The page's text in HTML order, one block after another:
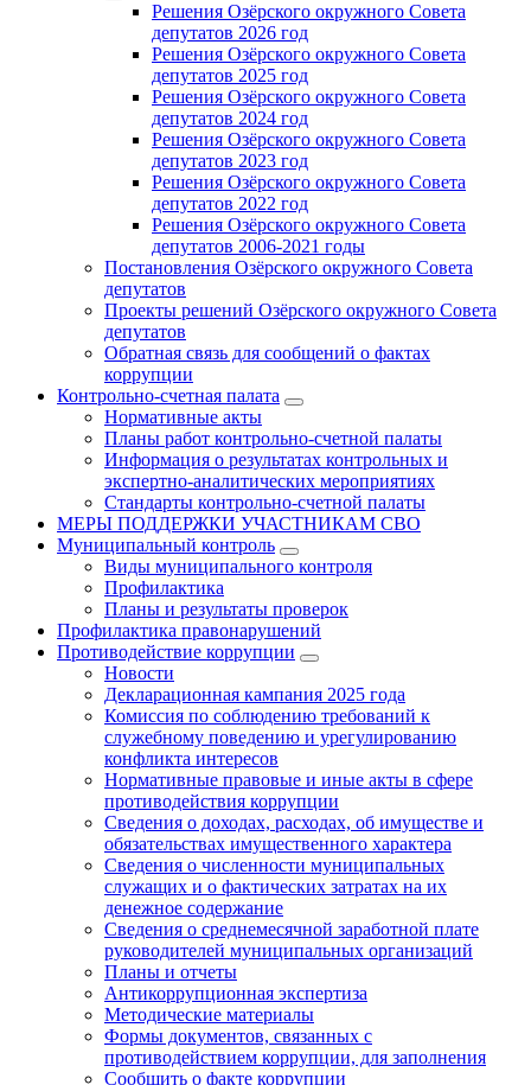
Решения Озёрского окружного Совета
депутатов 2026 год
Решения Озёрского окружного Совета
депутатов 2025 год
Решения Озёрского окружного Совета
депутатов 2024 год
Решения Озёрского окружного Совета
депутатов 2023 год
Решения Озёрского окружного Совета
депутатов 2022 год
Решения Озёрского окружного Совета
депутатов 2006-2021 годы
Постановления Озёрского окружного Совета
депутатов
Проекты решений Озёрского окружного Совета
депутатов
Обратная связь для сообщений о фактах
коррупции
Контрольно-счетная палата
Нормативные акты
Планы работ контрольно-счетной палаты
Информация о результатах контрольных и
экспертно-аналитических мероприятиях
Стандарты контрольно-счетной палаты
МЕРЫ ПОДДЕРЖКИ УЧАСТНИКАМ СВО
Муниципальный контроль
Виды муниципального контроля
Профилактика
Планы и результаты проверок
Профилактика правонарушений
Противодействие коррупции
Новости
Декларационная кампания 2025 года
Комиссия по соблюдению требований к
служебному поведению и урегулированию
конфликта интересов
Нормативные правовые и иные акты в сфере
противодействия коррупции
Сведения о доходах, расходах, об имуществе и
обязательствах имущественного характера
Сведения о численности муниципальных
служащих и о фактических затратах на их
денежное содержание
Сведения о среднемесячной заработной плате
руководителей муниципальных организаций
Планы и отчеты
Антикоррупционная экспертиза
Методические материалы
Формы документов, связанных с
противодействием коррупции, для заполнения
Сообщить о факте коррупции